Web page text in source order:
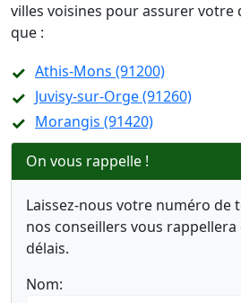
villes voisines pour assurer votre
que :
Athis-Mons (91200)
Juvisy-sur-Orge (91260)
Morangis (91420)
On vous rappelle !
Laissez-nous votre numéro de
nos conseillers vous
délais.
Nom: